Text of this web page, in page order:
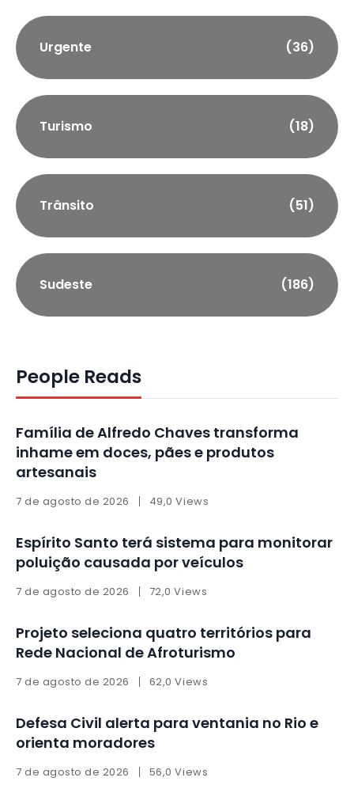
Urgente (36)
Turismo (18)
Trânsito (51)
Sudeste (186)
People Reads
Família de Alfredo Chaves transforma
inhame em doces, pães e produtos
artesanais
7 de agosto de 2026 49,0 Views
Espírito Santo terá sistema para monitorar
poluição causada por veículos
7 de agosto de 2026 72,0 Views
Projeto seleciona quatro territórios para
Rede Nacional de Afroturismo
7 de agosto de 2026 62,0 Views
Defesa Civil alerta para ventania no Rio e
orienta moradores
7 de agosto de 2026 56,0 Views